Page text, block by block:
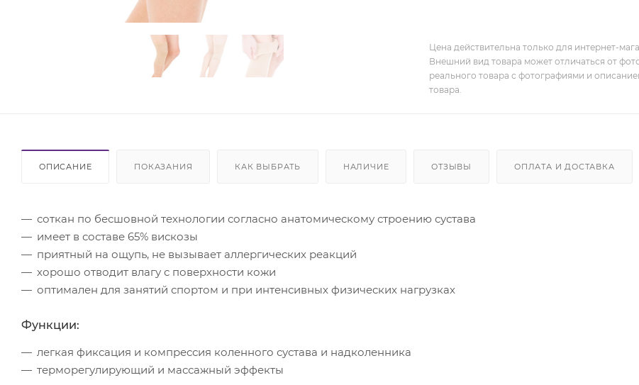
Цена действительна только для интернет-
Внешний вид товара может отличаться от
реального товара с фотографиями и
товара.
ОПИСАНИЕ ПОКАЗАНИЯ КАК ВЫБРАТЬ НАЛИЧИЕ ОТЗЫВЫ ОПЛАТА И ДОСТАВКА
соткан по бесшовной технологии согласно анатомическому строению сустава
имеет в составе 65% вискозы
приятный на ощупь, не вызывает аллергических реакций
хорошо отводит влагу с поверхности кожи
оптимален для занятий спортом и при интенсивных физических нагрузках
Функции:
легкая фиксация и компрессия коленного сустава и надколенника
терморегулирующий и массажный эффекты